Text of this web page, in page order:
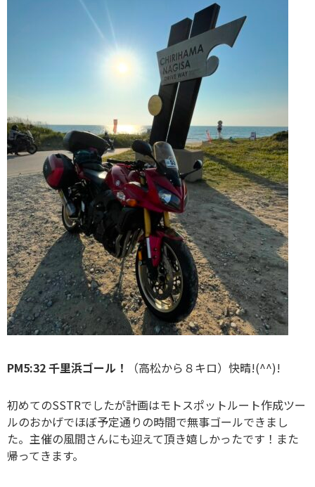
PM5:32 千里浜ゴール！ （高松から８キロ）快晴!(^^)!
初めてのSSTRでしたが計画はモトスポットルート作成ツー
ルのおかげでほぼ予定通りの時間で無事ゴールできまし
た。主催の風間さんにも迎えて頂き嬉しかったです！また
帰ってきます。